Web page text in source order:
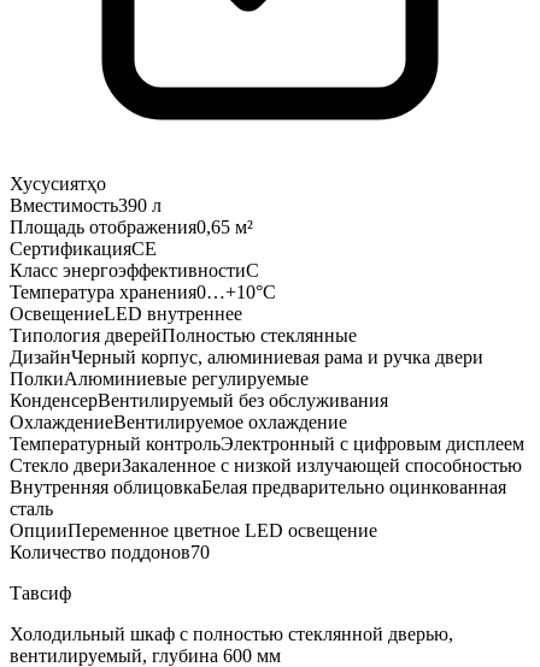
Хусусиятҳо
Вместимость390 л
Площадь отображения0,65 м²
СертификацияCE
Класс энергоэффективностиC
Температура хранения0…+10°C
ОсвещениеLED внутреннее
Типология дверейПолностью стеклянные
ДизайнЧерный корпус, алюминиевая рама и ручка двери
ПолкиАлюминиевые регулируемые
КонденсерВентилируемый без обслуживания
ОхлаждениеВентилируемое охлаждение
Температурный контрольЭлектронный с цифровым дисплеем
Стекло двериЗакаленное с низкой излучающей способностью
Внутренняя облицовкаБелая предварительно оцинкованная
сталь
ОпцииПеременное цветное LED освещение
Количество поддонов70
Тавсиф
Холодильный шкаф с полностью стеклянной дверью,
вентилируемый, глубина 600 мм